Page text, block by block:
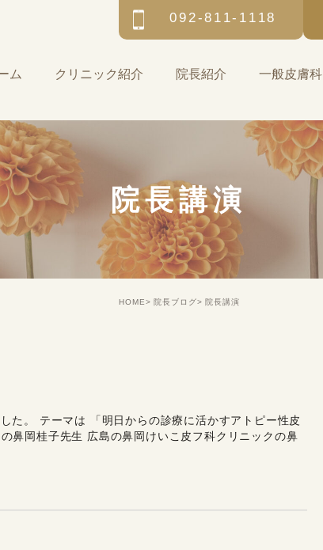
092-811-1118
ム クリニック紹介 院長紹介 一般皮膚科
院長講演
HOME 院長ブログ 院長講演
た。 テーマは 「明日からの診療に活かすアトピー性皮
鼻岡桂子先生 広島の鼻岡けいこ皮フ科クリニックの鼻